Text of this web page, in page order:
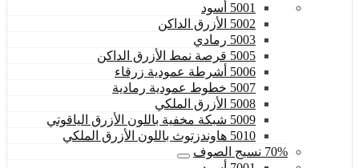
5001 أسود
5002 الأزرق الداكن
5003 رمادي
5005 قرصة نمط الأزرق الداكن
5006 أشرطة عمودية زرقاء
5007 خطوط عمودية رمادية
5008 الأزرق الملكي
5009 شبكة مخفية باللون الأزرق الياقوتي
5010 هاوندزتوث باللون الأزرق الملكي
70% نسيج الصوف